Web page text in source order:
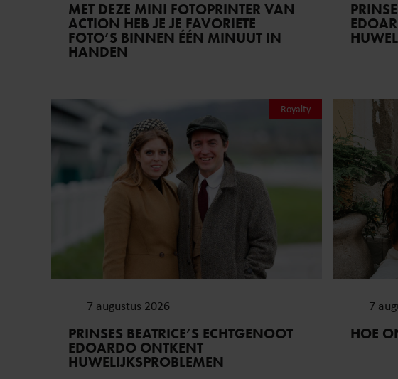
MET DEZE MINI FOTOPRINTER VAN
ACTION HEB JE JE FAVORIETE
FOTO’S BINNEN ÉÉN MINUUT IN
HANDEN
Royalty
7 augustus 2026
PRINSES BEATRICE’S ECHTGENOOT
EDOARDO ONTKENT
HUWELIJKSPROBLEMEN
7
HOE